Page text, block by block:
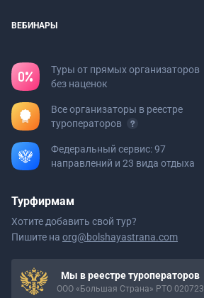
ВЕБИНАРЫ
Туры от прямых организаторов
без наценок
Все организаторы в реестре
туроператоров
Федеральный сервис: 97
направлений и 23 вида отдыха
Турфирмам
Хотите добавить свой тур?
Пишите на org@bolshayastrana.com
Мы в реестре туроператоров
ООО «Большая Страна» РТО 020723